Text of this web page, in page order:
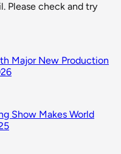
Please check and try
Major New Production
Show Makes World